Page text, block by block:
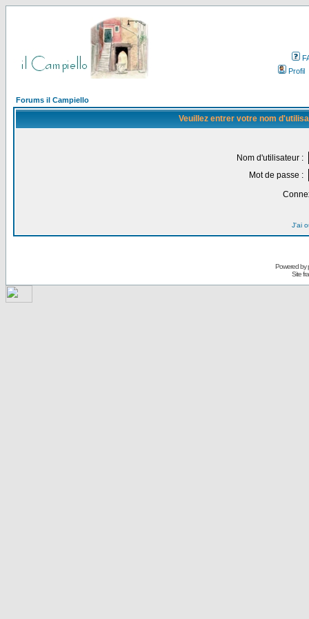
Profil
Forums il Campiello
Veuillez entrer votre nom
Nom d'utilisateur :
Mot de passe :
J'ai
Powered by
Site